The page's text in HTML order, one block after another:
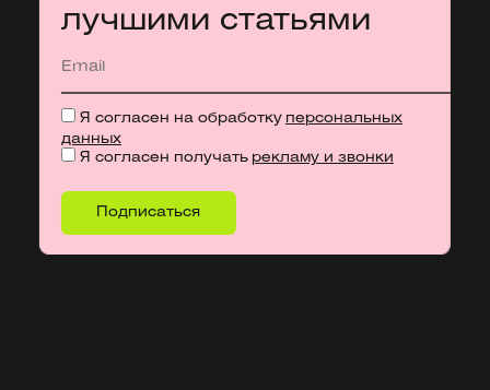
лучшими статьями
Я согласен на обработку персональных
данных
Я согласен получать рекламу и звонки